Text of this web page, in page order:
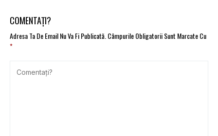
COMENTAȚI?
Adresa Ta De Email Nu Va Fi Publicată.Câmpurile Obligatorii Sunt Marcate Cu
*